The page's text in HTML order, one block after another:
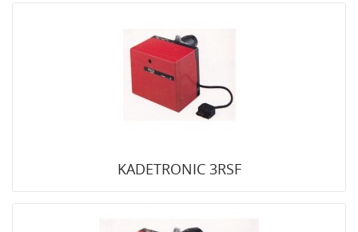
KADETRONIC 3RSF